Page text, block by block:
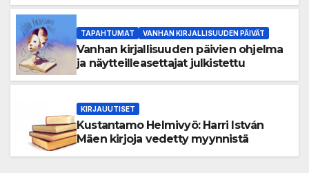
TAPAHTUMAT VANHAN KIRJALLISUUDEN PÄIVÄT
Vanhan kirjallisuuden päivien ohjelma
ja näytteilleasettajat julkistettu
KIRJAUUTISET
Kustantamo Helmivyö: Harri István
Mäen kirjoja vedetty myynnistä